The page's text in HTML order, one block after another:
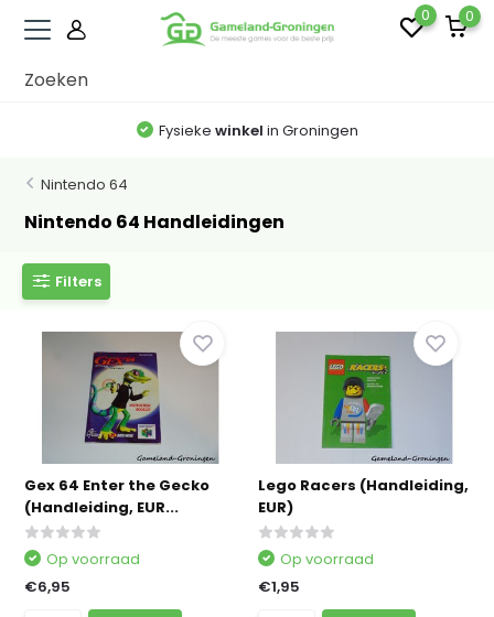
0 0
Fysieke winkel in Groningen
Nintendo 64
Nintendo 64 Handleidingen
Filters
Gex 64 Enter the Gecko
(Handleiding, EUR...
Op voorraad
€6,95
Lego Racers (Handleiding,
EUR)
Op voorraad
€1,95